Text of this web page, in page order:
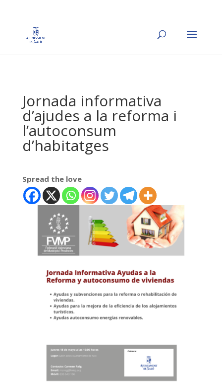
Jornada informativa
d’ajudes a la reforma i
l’autoconsum
d’habitatges
Spread the love